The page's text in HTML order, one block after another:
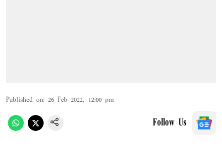
Published on: 26 Feb 2022, 12:00 pm
Follow Us